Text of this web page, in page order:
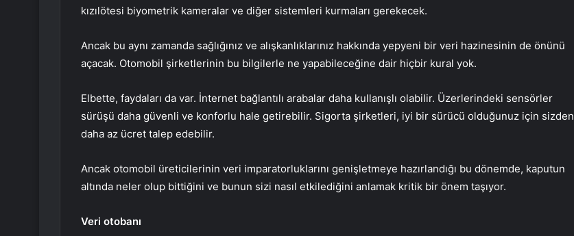
kızılötesi biyometrik kameralar ve diğer sistemleri kurmaları gerekecek.
Ancak bu aynı zamanda sağlığınız ve alışkanlıklarınız hakkında yepyeni bir veri hazinesinin de önünü
açacak. Otomobil şirketlerinin bu bilgilerle ne yapabileceğine dair hiçbir kural yok.
Elbette, faydaları da var. İnternet bağlantılı arabalar daha kullanışlı olabilir. Üzerlerindeki sensörler
sürüşü daha güvenli ve konforlu hale getirebilir. Sigorta şirketleri, iyi bir sürücü olduğunuz için sizden
daha az ücret talep edebilir.
Ancak otomobil üreticilerinin veri imparatorluklarını genişletmeye hazırlandığı bu dönemde, kaputun
altında neler olup bittiğini ve bunun sizi nasıl etkilediğini anlamak kritik bir önem taşıyor.
Veri otobanı